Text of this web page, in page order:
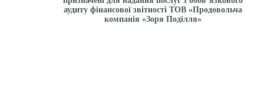
аудиту фінансової звітності ТОВ «Продовольча
компанія «Зоря Поділля»